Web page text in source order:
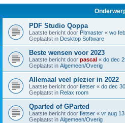
PDF Studio Qoppa
Laatste bericht door Pitmaster « wo
Geplaatst in Desktop Software
Beste wensen voor 2023
Laatste bericht door pascal « do dec
Geplaatst in Algemeen/Overig
Allemaal veel plezier in 2022
Laatste bericht door fietser « do dec
Geplaatst in Relax room
Qparted of GParted
Laatste bericht door fietser « vr aug
Geplaatst in Algemeen/Overig